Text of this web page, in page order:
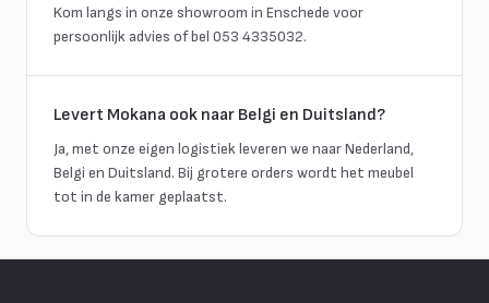
Kom langs in onze showroom in Enschede voor
persoonlijk advies of bel 053 4335032.
Levert Mokana ook naar Belgi en Duitsland?
Ja, met onze eigen logistiek leveren we naar Nederland,
Belgi en Duitsland. Bij grotere orders wordt het meubel
tot in de kamer geplaatst.